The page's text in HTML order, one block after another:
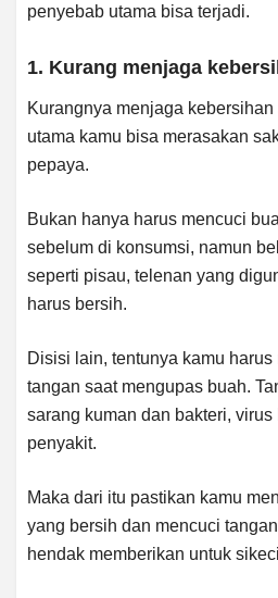
penyebab utama bisa terjadi.
1. Kurang menjaga
Kurangnya menjaga
utama kamu bisa merasakan
pepaya.
Bukan hanya harus mencuci
sebelum di konsumsi, namun
seperti pisau, telenan yang
harus bersih.
Disisi lain, tentunya kamu
tangan saat mengupas buah.
sarang kuman dan bakteri,
penyakit.
Maka dari itu pastikan kamu
yang bersih dan mencuci
hendak memberikan untuk